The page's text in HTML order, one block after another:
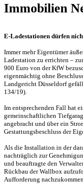
Immobilien
E-Ladestationen dürfen
Immer mehr Eigentümer
Ladestation zu errichten –
900 Euro von der KfW
eigenmächtig ohne
Landgericht Düsseldorf
134/19).
Im entsprechenden Fall hat
gemeinschaftlichen
angebracht und über ein
Gestattungsbeschluss der
Als die Installation in der
nachträglich zur
und beauftragte den
Rückbau der Wallbox
Aufforderung